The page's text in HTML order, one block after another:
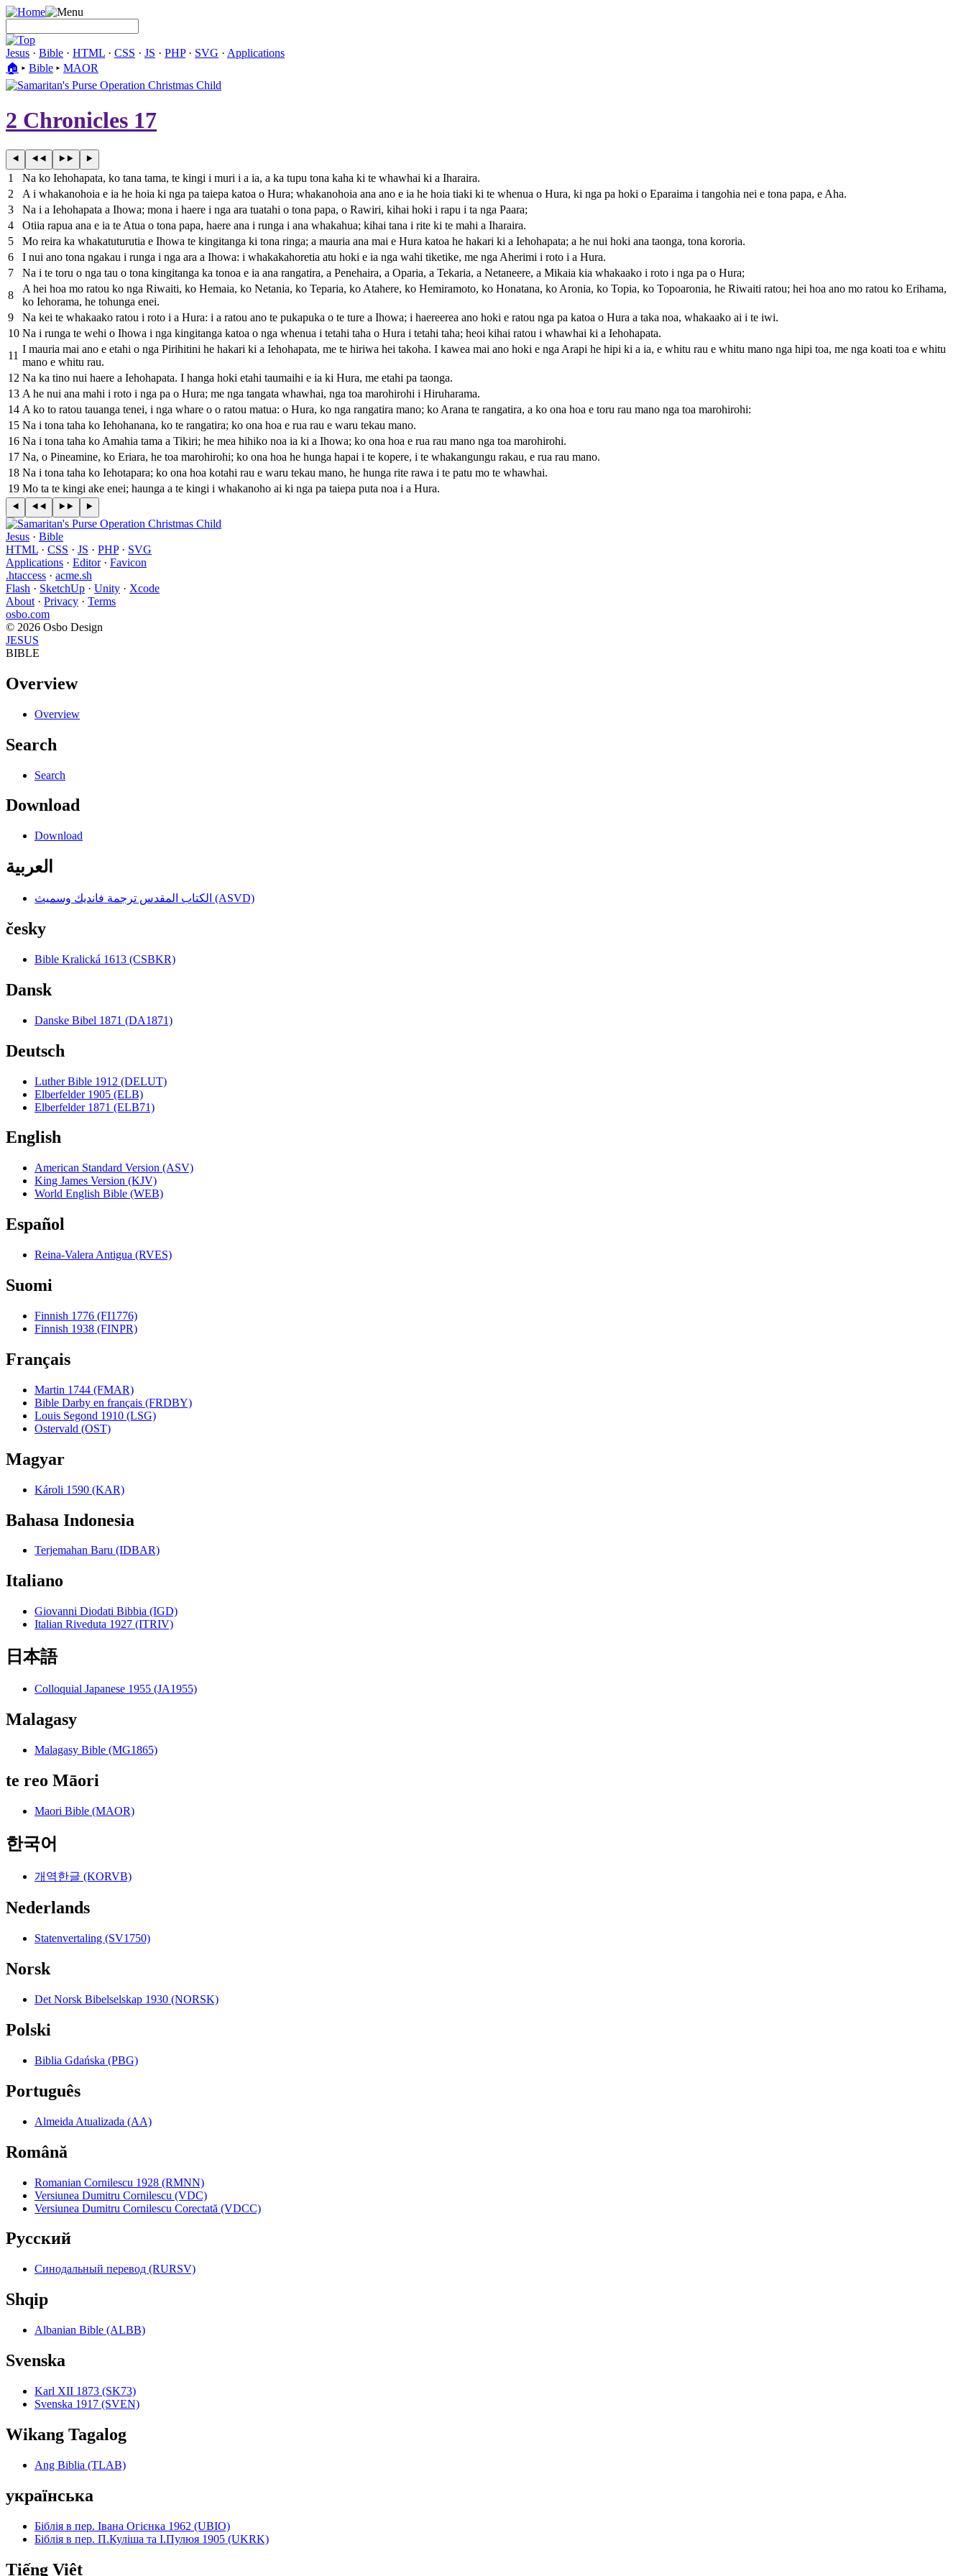
Jesus · Bible · HTML · CSS · JS · PHP· SVG · Applications
🏠︎ ▸ Bible ▸ MAOR
2 Chronicles 17
1
Na ko Iehohapata, ko tana tama, te kingi i muri i a ia, a ka tupu tona kaha ki te whawhai ki a Iharaira.
2
A i whakanohoia e ia he hoia ki nga pa taiepa katoa o Hura; whakanohoia ana ano e ia he hoia tiaki ki te whenua o Hura, ki nga pa hoki o Eparaima i tangohia nei e tona papa, e Aha.
3
Na i a Iehohapata a Ihowa; mona i haere i nga ara tuatahi o tona papa, o Rawiri, kihai hoki i rapu i ta nga Paara;
4
Otiia rapua ana e ia te Atua o tona papa, haere ana i runga i ana whakahua; kihai tana i rite ki te mahi a Iharaira.
5
Mo reira ka whakatuturutia e Ihowa te kingitanga ki tona ringa; a mauria ana mai e Hura katoa he hakari ki a Iehohapata; a he nui hoki ana taonga, tona kororia.
6
I nui ano tona ngakau i runga i nga ara a Ihowa: i whakakahoretia atu hoki e ia nga wahi tiketike, me nga Aherimi i roto i a Hura.
7
Na i te toru o nga tau o tona kingitanga ka tonoa e ia ana rangatira, a Penehaira, a Oparia, a Tekaria, a Netaneere, a Mikaia kia whakaako i roto i nga pa o Hura;
8
A hei hoa mo ratou ko nga Riwaiti, ko Hemaia, ko Netania, ko Teparia, ko Atahere, ko Hemiramoto, ko Honatana, ko Aronia, ko Topia, ko Topoaronia, he Riwaiti ratou; hei hoa ano mo ratou ko Erihama,
ko Iehorama, he tohunga enei.
9
Na kei te whakaako ratou i roto i a Hura: i a ratou ano te pukapuka o te ture a Ihowa; i haereerea ano hoki e ratou nga pa katoa o Hura a taka noa, whakaako ai i te iwi.
10 Na i runga te wehi o Ihowa i nga kingitanga katoa o nga whenua i tetahi taha o Hura i tetahi taha; heoi kihai ratou i whawhai ki a Iehohapata.
11
I mauria mai ano e etahi o nga Pirihitini he hakari ki a Iehohapata, me te hiriwa hei takoha. I kawea mai ano hoki e nga Arapi he hipi ki a ia, e whitu rau e whitu mano nga hipi toa, me nga koati toa e whitu
mano e whitu rau.
12 Na ka tino nui haere a Iehohapata. I hanga hoki etahi taumaihi e ia ki Hura, me etahi pa taonga.
13 A he nui ana mahi i roto i nga pa o Hura; me nga tangata whawhai, nga toa marohirohi i Hiruharama.
14 A ko to ratou tauanga tenei, i nga whare o o ratou matua: o Hura, ko nga rangatira mano; ko Arana te rangatira, a ko ona hoa e toru rau mano nga toa marohirohi:
15 Na i tona taha ko Iehohanana, ko te rangatira; ko ona hoa e rua rau e waru tekau mano.
16 Na i tona taha ko Amahia tama a Tikiri; he mea hihiko noa ia ki a Ihowa; ko ona hoa e rua rau mano nga toa marohirohi.
17 Na, o Pineamine, ko Eriara, he toa marohirohi; ko ona hoa he hunga hapai i te kopere, i te whakangungu rakau, e rua rau mano.
18 Na i tona taha ko Iehotapara; ko ona hoa kotahi rau e waru tekau mano, he hunga rite rawa i te patu mo te whawhai.
19 Mo ta te kingi ake enei; haunga a te kingi i whakanoho ai ki nga pa taiepa puta noa i a Hura.
Jesus · Bible
HTML · CSS · JS · PHP· SVG
Applications · Editor· Favicon
.htaccess · acme.sh
Flash · SketchUp · Unity · Xcode
About · Privacy · Terms
osbo.com
© 2026 Osbo Design
JESUS
BIBLE
Overview
Overview
Search
Search
Download
Download
العربية
الكتاب المقدس ترجمة فانديك وسميث (ASVD)
česky
Bible Kralická 1613 (CSBKR)
Dansk
Danske Bibel 1871 (DA1871)
Deutsch
Luther Bible 1912 (DELUT)
Elberfelder 1905 (ELB)
Elberfelder 1871 (ELB71)
English
American Standard Version (ASV)
King James Version (KJV)
World English Bible (WEB)
Español
Reina-Valera Antigua (RVES)
Suomi
Finnish 1776 (FI1776)
Finnish 1938 (FINPR)
Français
Martin 1744 (FMAR)
Bible Darby en français (FRDBY)
Louis Segond 1910 (LSG)
Ostervald (OST)
Magyar
Károli 1590 (KAR)
Bahasa Indonesia
Terjemahan Baru (IDBAR)
Italiano
Giovanni Diodati Bibbia (IGD)
Italian Riveduta 1927 (ITRIV)
日本語
Colloquial Japanese 1955 (JA1955)
Malagasy
Malagasy Bible (MG1865)
te reo Māori
Maori Bible (MAOR)
한국어
개역한글 (KORVB)
Nederlands
Statenvertaling (SV1750)
Norsk
Det Norsk Bibelselskap 1930 (NORSK)
Polski
Biblia Gdańska (PBG)
Português
Almeida Atualizada (AA)
Română
Romanian Cornilescu 1928 (RMNN)
Versiunea Dumitru Cornilescu (VDC)
Versiunea Dumitru Cornilescu Corectată (VDCC)
Pyccкий
Синодальный перевод (RURSV)
Shqip
Albanian Bible (ALBB)
Svenska
Karl XII 1873 (SK73)
Svenska 1917 (SVEN)
Wikang Tagalog
Ang Biblia (TLAB)
українська
Біблія в пер. Івана Огієнка 1962 (UBIO)
Біблія в пер. П.Куліша та І.Пулюя 1905 (UKRK)
Tiếng Việt